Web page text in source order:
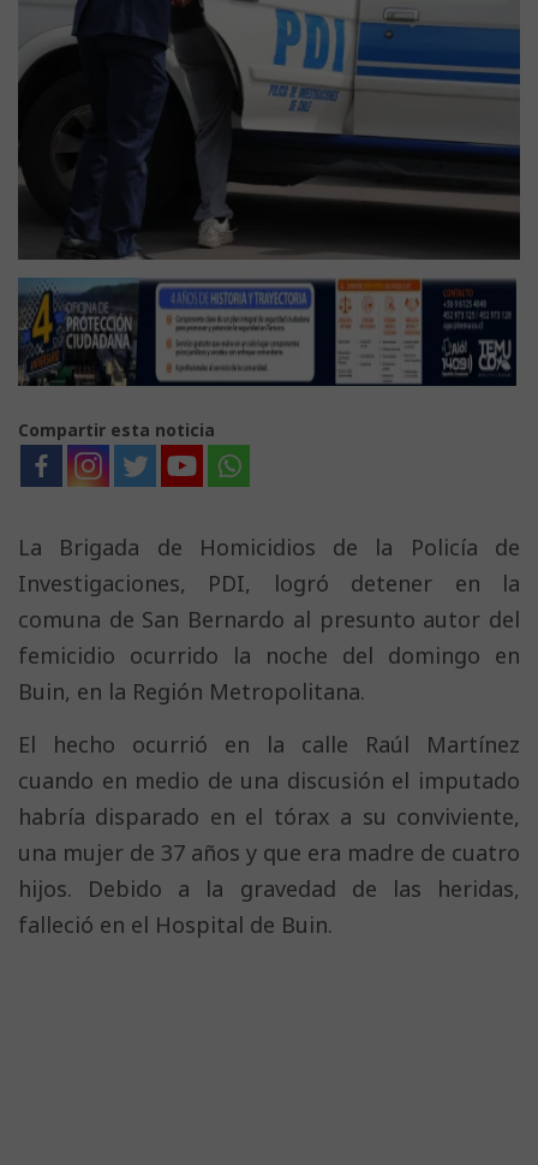
Compartir esta noticia
La Brigada de Homicidios de la Policía de
Investigaciones, PDI, logró detener en la
comuna de San Bernardo al presunto autor del
femicidio ocurrido la noche del domingo en
Buin, en la Región Metropolitana.
El hecho ocurrió en la calle Raúl Martínez
cuando en medio de una discusión el imputado
habría disparado en el tórax a su conviviente,
una mujer de 37 años y que era madre de cuatro
hijos. Debido a la gravedad de las heridas,
falleció en el Hospital de Buin.